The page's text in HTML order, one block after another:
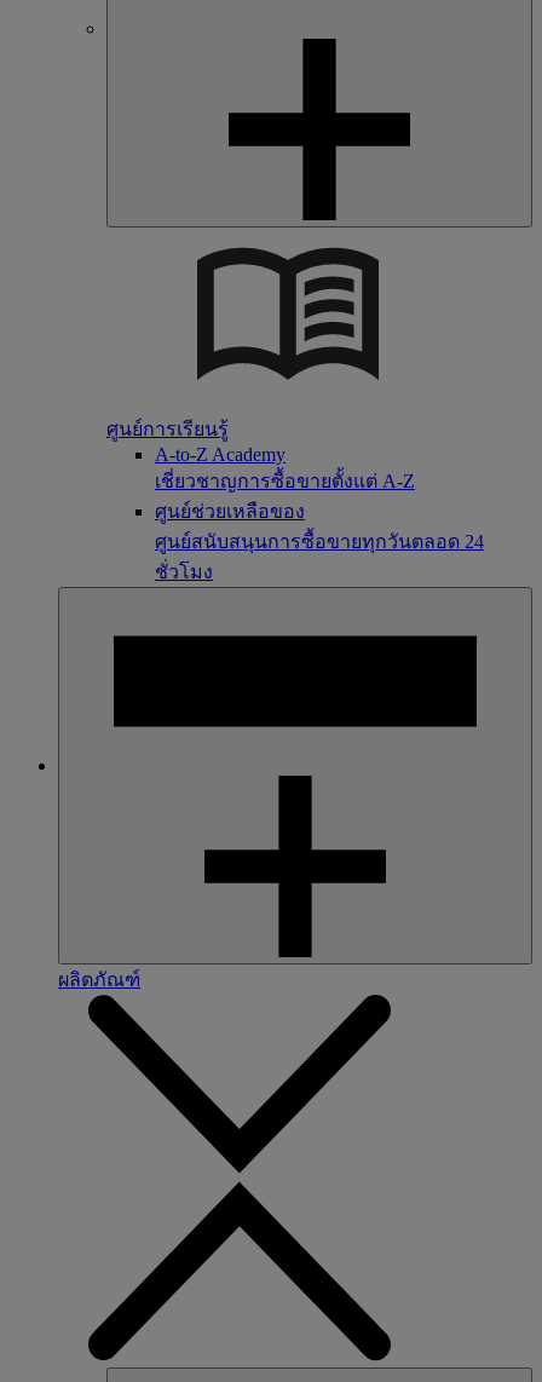
ศูนย์การเรียนรู้
A-to-Z Academy
เชี่ยวชาญการซื้อขายตั้งแต่ A-Z
ศูนย์ช่วยเหลือของ
ศูนย์สนับสนุนการซื้อขายทุกวันตลอด 24
ชั่วโมง
ผลิตภัณฑ์